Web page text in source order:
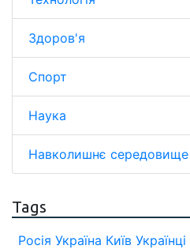
Здоров'я
Спорт
Наука
Навколишнє середовище
Tags
Росія Україна Київ Українці